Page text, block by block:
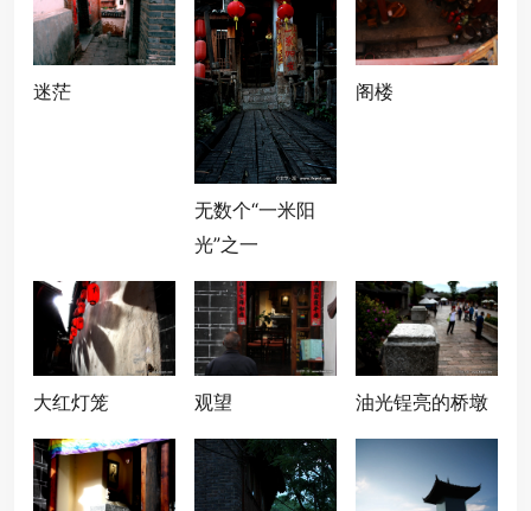
迷茫
无数个“一米阳
光”之一
阁楼
大红灯笼 观望 油光锃亮的桥墩